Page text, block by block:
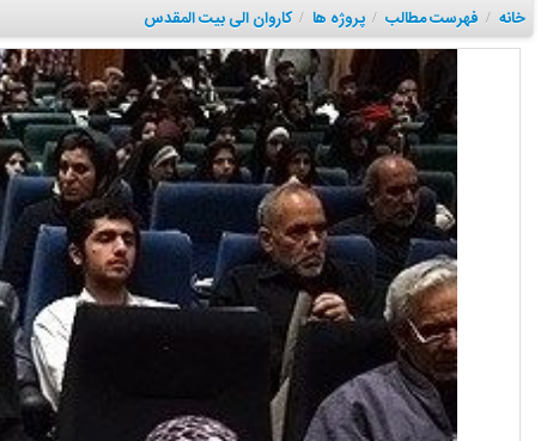
خانه / فهرست مطالب / پروژه ها / کاروان الی بیت المقدس